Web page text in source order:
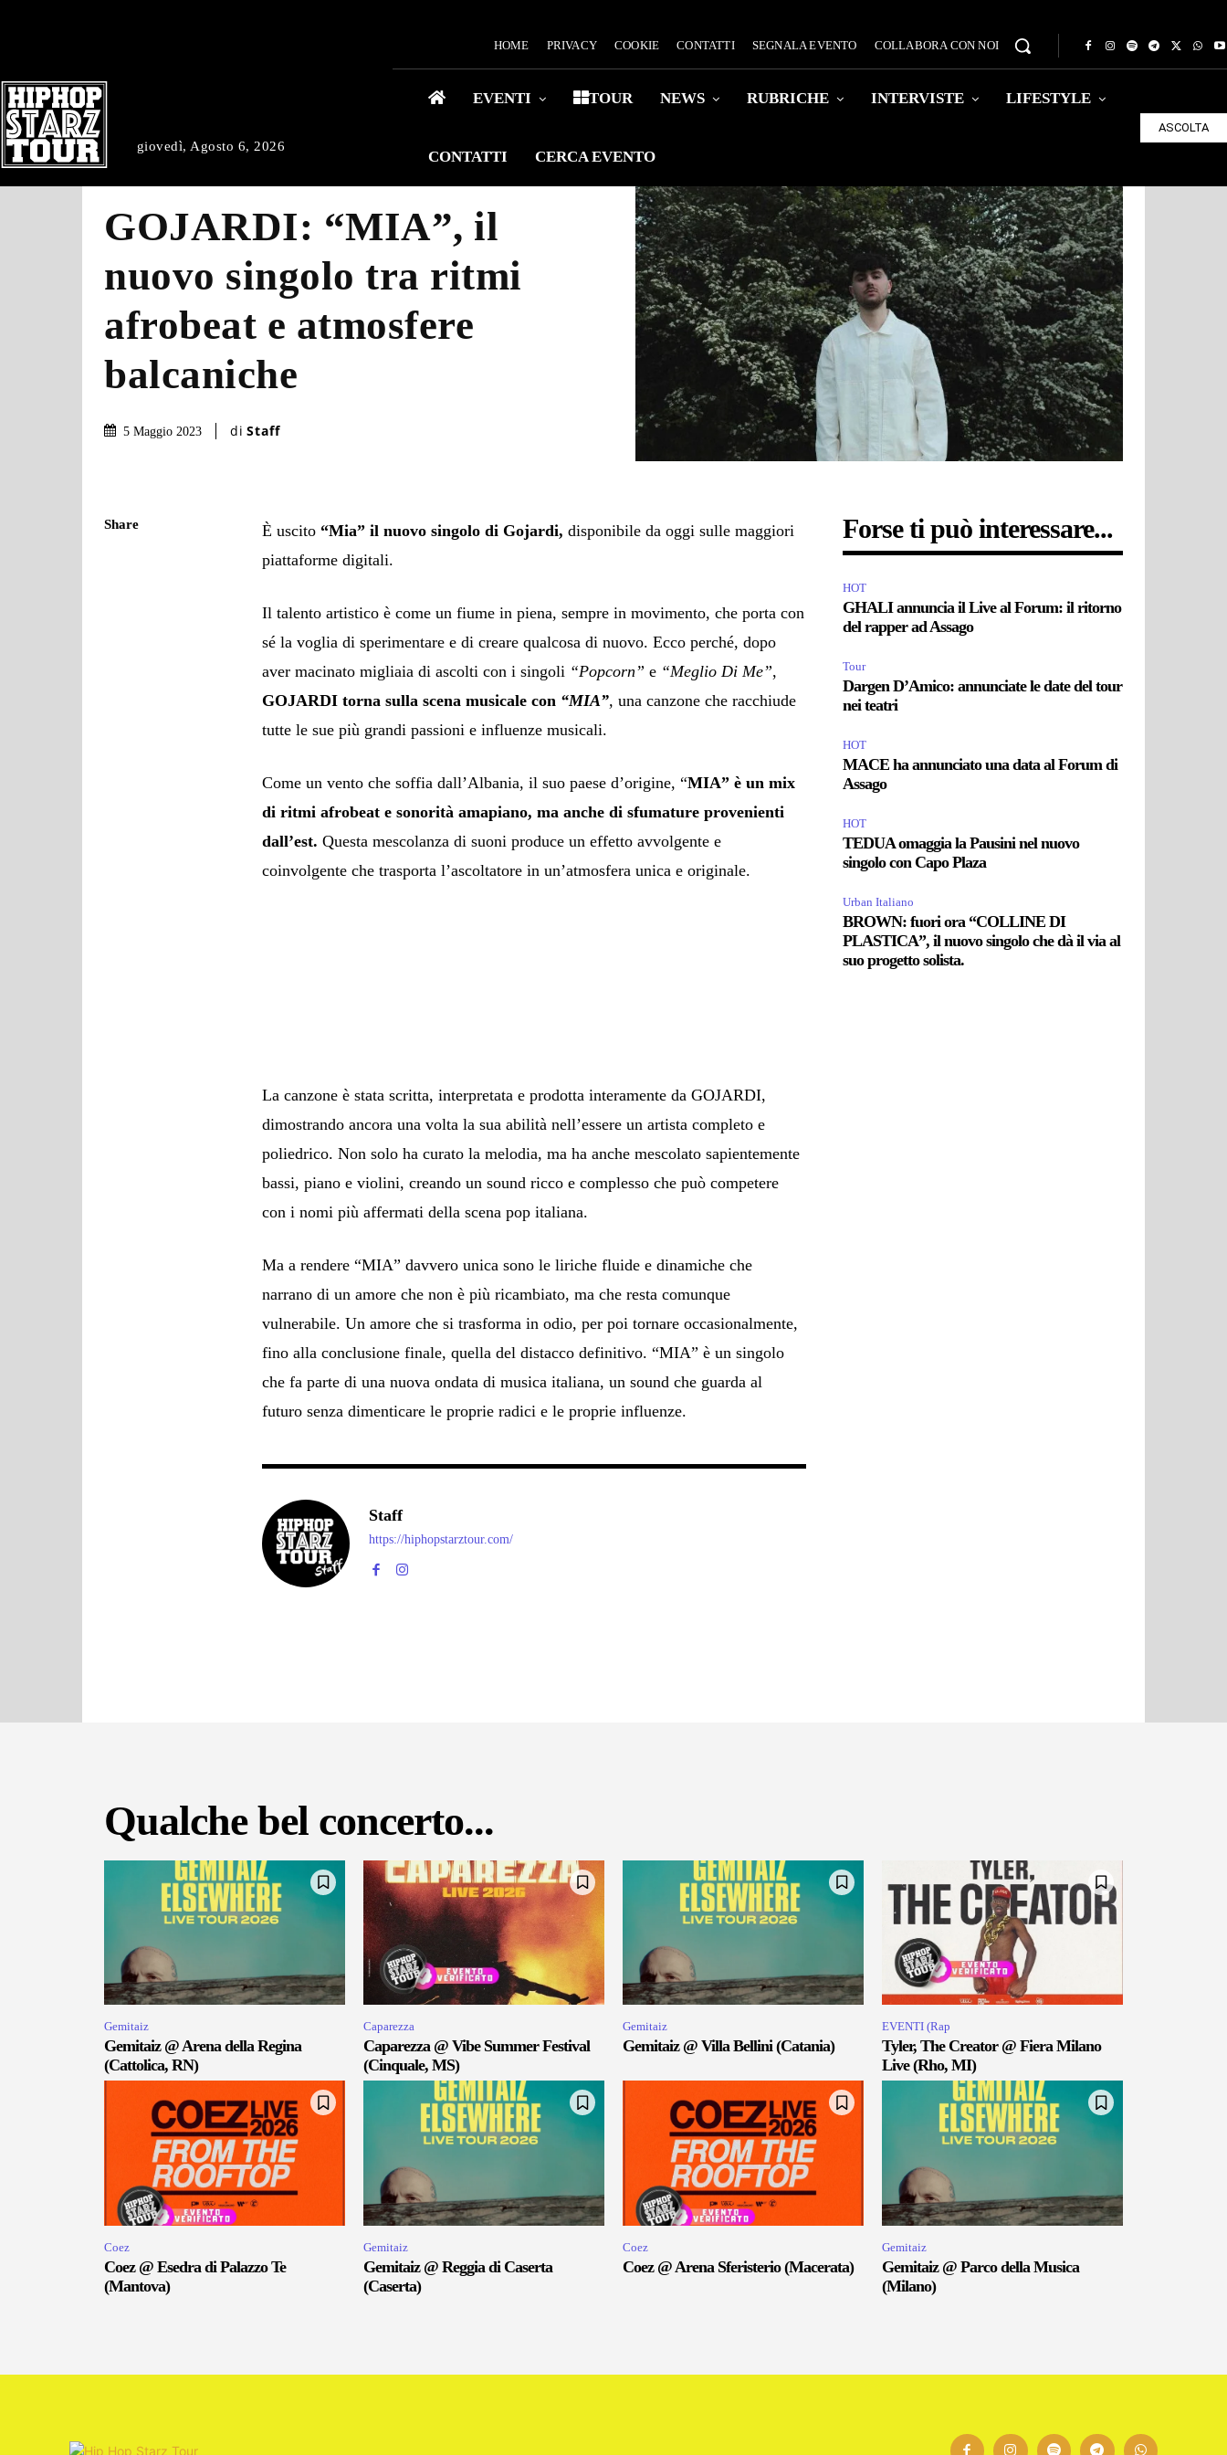
giovedì, Agosto 6, 2026
HOME PRIVACY COOKIE CONTATTI SEGNALA EVENTO COLLABORA CON NOI
EVENTI TOUR NEWS RUBRICHE INTERVISTE LIFESTYLE
CONTATTI CERCA EVENTO
ASCOLTA
GOJARDI: “MIA”, il
nuovo singolo tra ritmi
afrobeat e atmosfere
balcaniche
5 Maggio 2023 di Staff
Share È uscito “Mia” il nuovo singolo di Gojardi, disponibile da oggi sulle maggiori
piattaforme digitali.
Il talento artistico è come un fiume in piena, sempre in movimento, che porta con
sé la voglia di sperimentare e di creare qualcosa di nuovo. Ecco perché, dopo
aver macinato migliaia di ascolti con i singoli “Popcorn” e “Meglio Di Me”,
GOJARDI torna sulla scena musicale con “MIA”, una canzone che racchiude
tutte le sue più grandi passioni e influenze musicali.
Come un vento che soffia dall’Albania, il suo paese d’origine, “MIA” è un mix
di ritmi afrobeat e sonorità amapiano, ma anche di sfumature provenienti
dall’est. Questa mescolanza di suoni produce un effetto avvolgente e
coinvolgente che trasporta l’ascoltatore in un’atmosfera unica e originale.
La canzone è stata scritta, interpretata e prodotta interamente da GOJARDI,
dimostrando ancora una volta la sua abilità nell’essere un artista completo e
poliedrico. Non solo ha curato la melodia, ma ha anche mescolato sapientemente
bassi, piano e violini, creando un sound ricco e complesso che può competere
con i nomi più affermati della scena pop italiana.
Ma a rendere “MIA” davvero unica sono le liriche fluide e dinamiche che
narrano di un amore che non è più ricambiato, ma che resta comunque
vulnerabile. Un amore che si trasforma in odio, per poi tornare occasionalmente,
fino alla conclusione finale, quella del distacco definitivo. “MIA” è un singolo
che fa parte di una nuova ondata di musica italiana, un sound che guarda al
futuro senza dimenticare le proprie radici e le proprie influenze.
Staff
https://hiphopstarztour.com/
Forse ti può interessare...
HOT
GHALI annuncia il Live al Forum: il ritorno
del rapper ad Assago
Tour
Dargen D’Amico: annunciate le date del tour
nei teatri
HOT
MACE ha annunciato una data al Forum di
Assago
HOT
TEDUA omaggia la Pausini nel nuovo
singolo con Capo Plaza
Urban Italiano
BROWN: fuori ora “COLLINE DI
PLASTICA”, il nuovo singolo che dà il via al
suo progetto solista.
Qualche bel concerto...
Gemitaiz
Gemitaiz @ Arena della Regina
(Cattolica, RN)
Caparezza
Caparezza @ Vibe Summer Festival
(Cinquale, MS)
Gemitaiz
Gemitaiz @ Villa Bellini (Catania)
EVENTI (Rap
Tyler, The Creator @ Fiera Milano
Live (Rho, MI)
Coez
Coez @ Esedra di Palazzo Te
(Mantova)
Gemitaiz
Gemitaiz @ Reggia di Caserta
(Caserta)
Coez
Coez @ Arena Sferisterio (Macerata)
Gemitaiz
Gemitaiz @ Parco della Musica
(Milano)